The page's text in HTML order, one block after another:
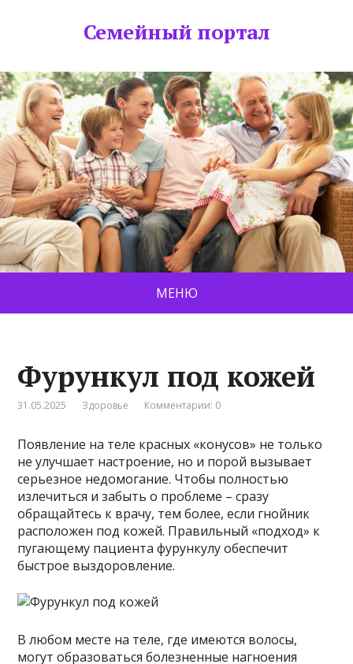
Семейный портал
МЕНЮ
Фурункул под кожей
31.05.2025 Здоровье Комментарии: 0
Появление на теле красных «конусов» не только
не улучшает настроение, но и порой вызывает
серьезное недомогание. Чтобы полностью
излечиться и забыть о проблеме – сразу
обращайтесь к врачу, тем более, если гнойник
расположен под кожей. Правильный «подход» к
пугающему пациента фурункулу обеспечит
быстрое выздоровление.
В любом месте на теле, где имеются волосы,
могут образоваться болезненные нагноения